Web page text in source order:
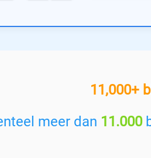
e
e
n
11,000+
meer dan 11.000